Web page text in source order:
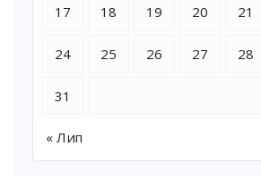
17 18 19 20 21
24 25 26 27 28
31
« Лип